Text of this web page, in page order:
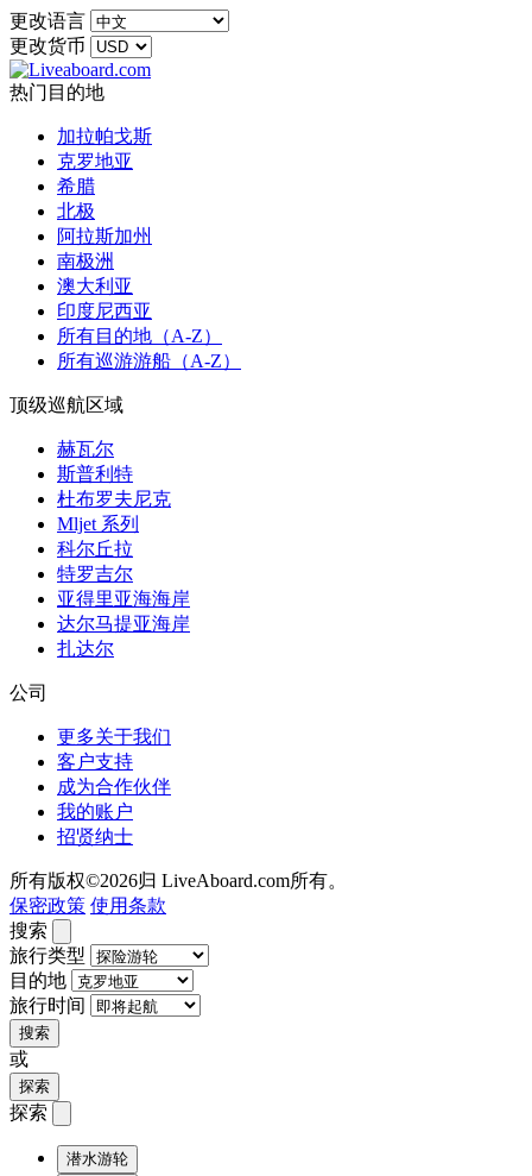
更改语言
更改货币
热门目的地
加拉帕戈斯
克罗地亚
希腊
北极
阿拉斯加州
南极洲
澳大利亚
印度尼西亚
所有目的地（A-Z）
所有巡游游船（A-Z）
顶级巡航区域
赫瓦尔
斯普利特
杜布罗夫尼克
Mljet 系列
科尔丘拉
特罗吉尔
亚得里亚海海岸
达尔马提亚海岸
扎达尔
公司
更多关于我们
客户支持
成为合作伙伴
我的账户
招贤纳士
所有版权©2026归 LiveAboard.com所有。
保密政策 使用条款
搜索
旅行类型
目的地
旅行时间
搜索
或
探索
探索
潜水游轮